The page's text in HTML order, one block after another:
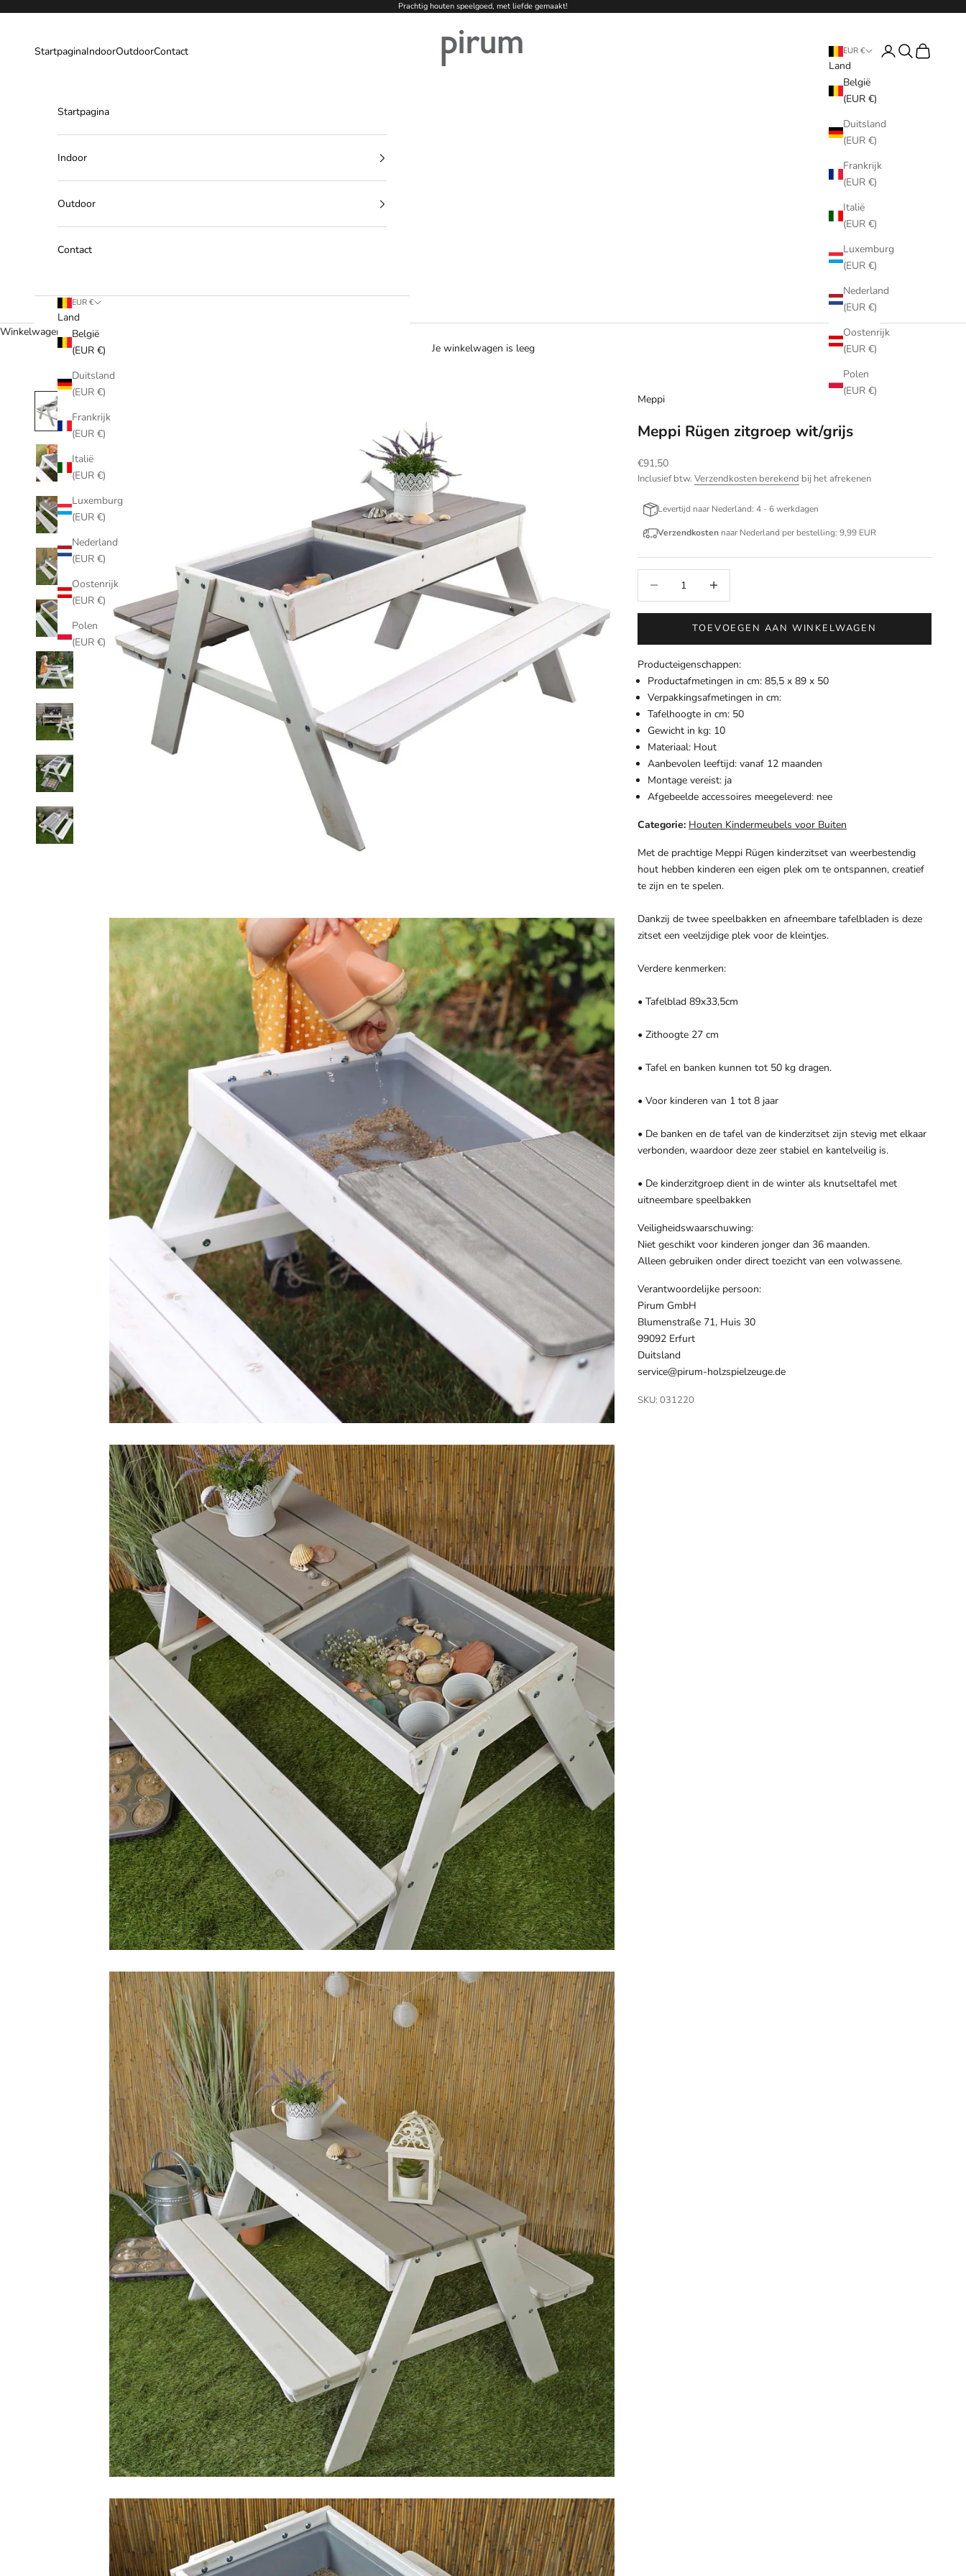
Prachtig houten speelgoed, met liefde gemaakt!
pirum-holzspielzeuge.de
StartpaginaIndoorOutdoorContact EUR €
Land
België
(EUR €)
Duitsland
(EUR €)
Frankrijk
(EUR €)
Italië
(EUR €)
Luxemburg
(EUR €)
Nederland
(EUR €)
Oostenrijk
(EUR €)
Polen
(EUR €)
Inloggen
Zoeken
Startpagina
Indoor
Outdoor
Contact
EUR €
Land
België
(EUR €)
Duitsland
(EUR €)
Frankrijk
(EUR €)
Italië
(EUR €)
Luxemburg
(EUR €)
Nederland
(EUR €)
Oostenrijk
(EUR €)
Polen
(EUR €)
Winkelwagen
Je winkelwagen is leeg
Meppi
Meppi Rügen zitgroep wit/grijs
Aanbiedingsprijs
€91,50
Inclusief btw.Verzendkosten berekend bij het afrekenen
Levertijd naar Nederland: 4 - 6 werkdagen
Verzendkosten naar Nederland per bestelling: 9,99 EUR
TOEVOEGEN AAN WINKELWAGEN
Producteigenschappen:
Productafmetingen in cm: 85,5 x 89 x 50
Verpakkingsafmetingen in cm:
Tafelhoogte in cm: 50
Gewicht in kg: 10
Materiaal: Hout
Aanbevolen leeftijd: vanaf 12 maanden
Montage vereist: ja
Afgebeelde accessoires meegeleverd: nee
Categorie: Houten Kindermeubels voor Buiten
Met de prachtige Meppi Rügen kinderzitset van weerbestendig
hout hebben kinderen een eigen plek om te ontspannen, creatief
te zijn en te spelen.
Dankzij de twee speelbakken en afneembare tafelbladen is deze
zitset een veelzijdige plek voor de kleintjes.
Verdere kenmerken:
• Tafelblad 89x33,5cm
• Zithoogte 27 cm
• Tafel en banken kunnen tot 50 kg dragen.
• Voor kinderen van 1 tot 8 jaar
• De banken en de tafel van de kinderzitset zijn stevig met elkaar
verbonden, waardoor deze zeer stabiel en kantelveilig is.
• De kinderzitgroep dient in de winter als knutseltafel met
uitneembare speelbakken
Veiligheidswaarschuwing:
Niet geschikt voor kinderen jonger dan 36 maanden.
Alleen gebruiken onder direct toezicht van een volwassene.
Verantwoordelijke persoon:
Pirum GmbH
Blumenstraße 71, Huis 30
99092 Erfurt
Duitsland
service@pirum-holzspielzeuge.de
SKU: 031220